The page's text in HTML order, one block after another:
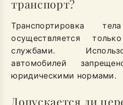
транспорт?
Транспортировка
осуществляется
службами.
автомобилей
юридическими нормами.
Допускается ли